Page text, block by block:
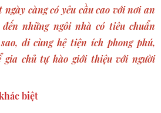
càng có yêu cầu cao với nơi an
những ngôi nhà có tiêu chuẩn
đi cùng hệ tiện ích phong phú,
gia chủ tự hào giới thiệu với người
biệt